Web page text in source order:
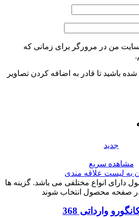
من در مرورگر برای زمانی که
باشید تا قادر به اضافه کردن تصاویر
جدید
مشاهده سریع
به لیست علاقه مندی
دارای انواع مختلفی می باشد. گزینه ها
صفحه محصول انتخاب شوند
وارداتی 368